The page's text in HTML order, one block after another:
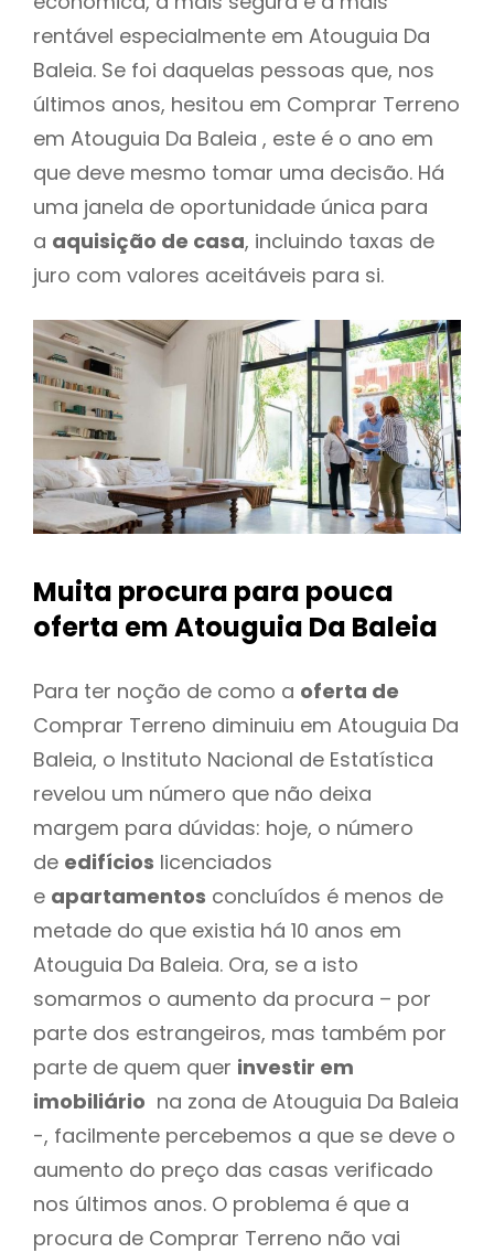
rentável especialmente em Atouguia Da
Baleia. Se foi daquelas pessoas que, nos
últimos anos, hesitou em Comprar Terreno
em Atouguia Da Baleia , este é o ano em
que deve mesmo tomar uma decisão. Há
uma janela de oportunidade única para
a aquisição de casa, incluindo taxas de
juro com valores aceitáveis para si.
Muita procura para pouca
oferta em Atouguia Da Baleia
Para ter noção de como a oferta de
Comprar Terreno diminuiu em Atouguia Da
Baleia, o Instituto Nacional de Estatística
revelou um número que não deixa
margem para dúvidas: hoje, o número
de edifícios licenciados
e apartamentos concluídos é menos de
metade do que existia há 10 anos em
Atouguia Da Baleia. Ora, se a isto
somarmos o aumento da procura – por
parte dos estrangeiros, mas também por
parte de quem quer investir em
imobiliário na zona de Atouguia Da Baleia
-, facilmente percebemos a que se deve o
aumento do preço das casas verificado
nos últimos anos. O problema é que a
procura de Comprar Terreno não vai